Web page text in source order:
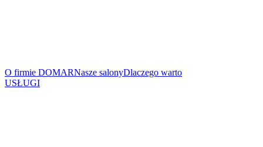
O firmie DOMARNasze salonyDlaczego warto
USŁUGI